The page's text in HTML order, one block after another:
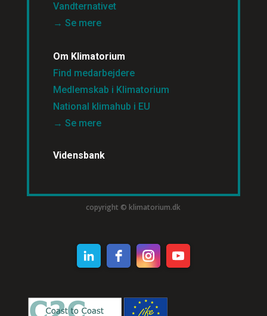
Vandternativet
→ Se mere
Om Klimatorium
Find medarbejdere
Medlemskab i Klimatorium
National klimahub i EU
→ Se mere
Vidensbank
copyright © klimatorium.dk